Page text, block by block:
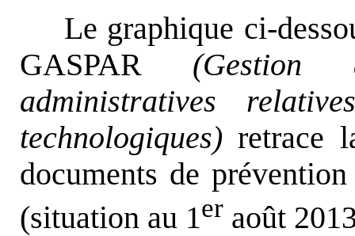
Le graphique ci-
GASPAR (Gestion
administratives
technologiques) retrace
documents de
(situation au 1eraoût